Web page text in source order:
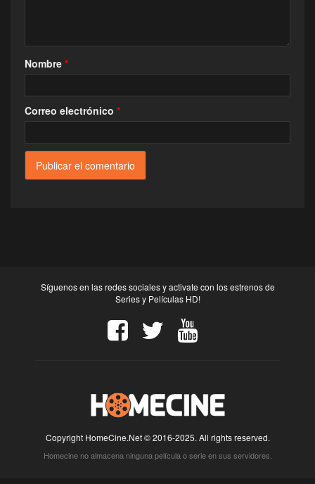
Nombre *
Correo electrónico *
Síguenos en las redes sociales y activate con los estrenos de
Series y Películas HD!
Copyright HomeCine.Net © 2016-2025. All rights reserved.
Homecine no almacena ninguna película o serie en sus servidores.